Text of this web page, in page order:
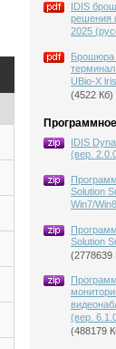
IDIS
решения
2025
Брошюра
UBio-X
(4522 Кб)
IDIS
(вер.
Solution
Win7/
Solution
(2778639
(вер.
(488179